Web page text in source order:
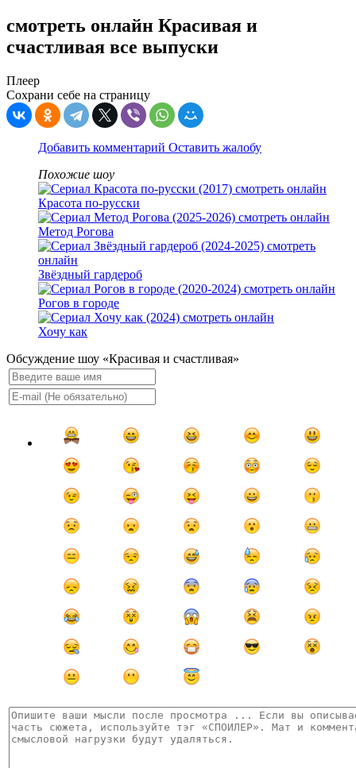
смотреть онлайн Красивая и
счастливая все выпуски
Плеер
Сохрани себе на страницу
Добавить комментарий Оставить жалобу
Похожие шоу
Красота по-русски
Метод Рогова
Звёздный гардероб
Рогов в городе
Хочу как
Обсуждение шоу «Красивая и счастливая»